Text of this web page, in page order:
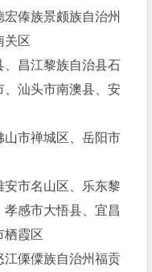
傣族景颇族自治州
关区
、昌江黎族自治县石
、汕头市南澳县、安
山市禅城区、岳阳市
市名山区、乐东黎
感市大悟县、宜昌
栖霞区
江傈僳族自治州福贡